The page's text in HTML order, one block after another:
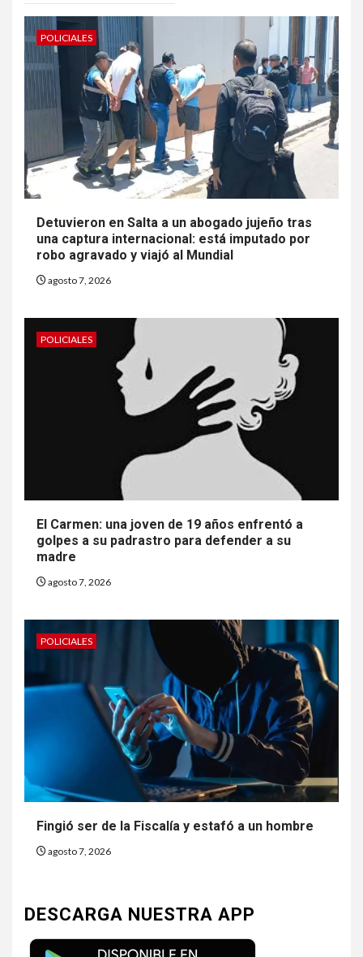
POLICIALES
Detuvieron en Salta a un abogado jujeño tras
una captura internacional: está imputado por
robo agravado y viajó al Mundial
agosto 7, 2026
POLICIALES
El Carmen: una joven de 19 años enfrentó a
golpes a su padrastro para defender a su
madre
agosto 7, 2026
POLICIALES
Fingió ser de la Fiscalía y estafó a un hombre
agosto 7, 2026
DESCARGA NUESTRA APP